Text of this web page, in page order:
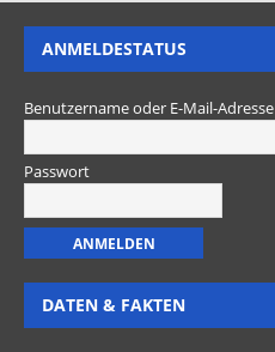
ANMELDESTATUS
Benutzername oder E-Mail-Adresse
Passwort
DATEN & FAKTEN